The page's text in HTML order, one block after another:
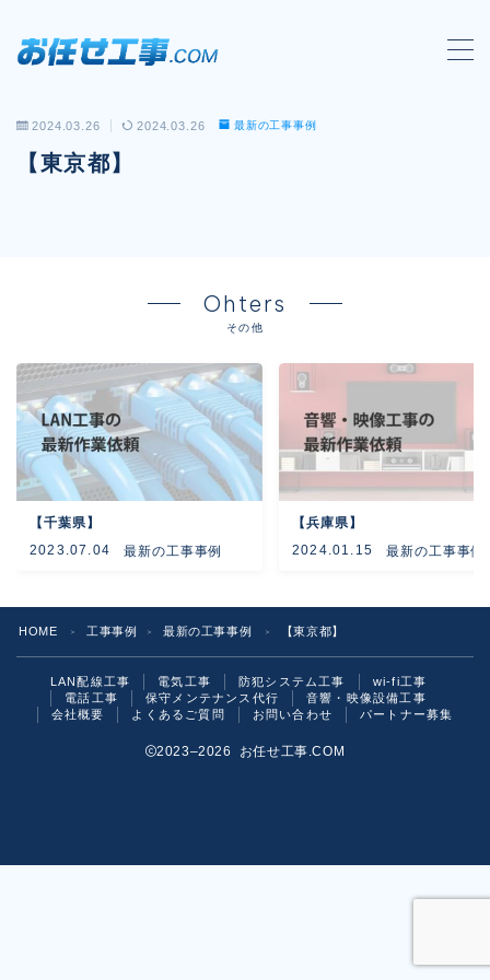
MENU
会社概要
電話工事
音響・映像設備工事
保守メンテナンス代行
よくあるご質問
2024.03.26 2024.03.26 最新の工事事例
【東京都】
Ohters
その他
【千葉県】
2023.07.04 最新の工事事例
【兵庫県】
2024.01.15 最新の工事事例
HOME ＞ 工事事例 ＞ 最新の工事事例 ＞ 【東京都】
LAN配線工事 電気工事 防犯システム工事
wi-fi工事
電話工事
保守メンテナンス代行
音響・映像設備工事
会社概要
よくあるご質問 お問い合わせ パートナー募集
2023–2026 お任せ工事.COM